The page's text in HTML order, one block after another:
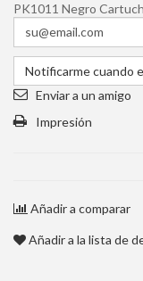
PK1011 Negro
Notificarme cuando
Enviar a un amigo
Impresión
Añadir a comparar
Añadir a la lista de